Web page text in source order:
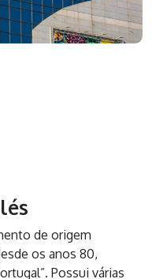
de origem
os anos 80,
Possui várias